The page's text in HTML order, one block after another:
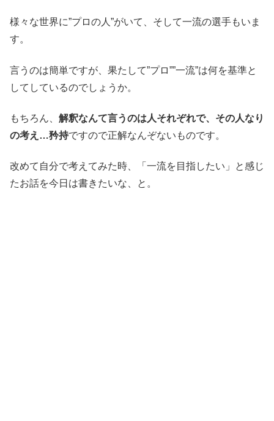
様々な世界に”プロの人”がいて、そして一流の選手もいま
す。
言うのは簡単ですが、果たして”プロ””一流”は何を基準と
してしているのでしょうか。
もちろん、 解釈なんて言うのは人それぞれで、その人なり
の考え…矜持ですので正解なんぞないものです。
改めて自分で考えてみた時、「一流を目指したい」と感じ
たお話を今日は書きたいな、と。